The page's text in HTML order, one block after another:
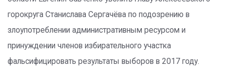
горокруга Станислава Сергачёва по подозрению в
злоупотреблении административным ресурсом и
принуждении членов избирательного участка
фальсифицировать результаты выборов в 2017 году.